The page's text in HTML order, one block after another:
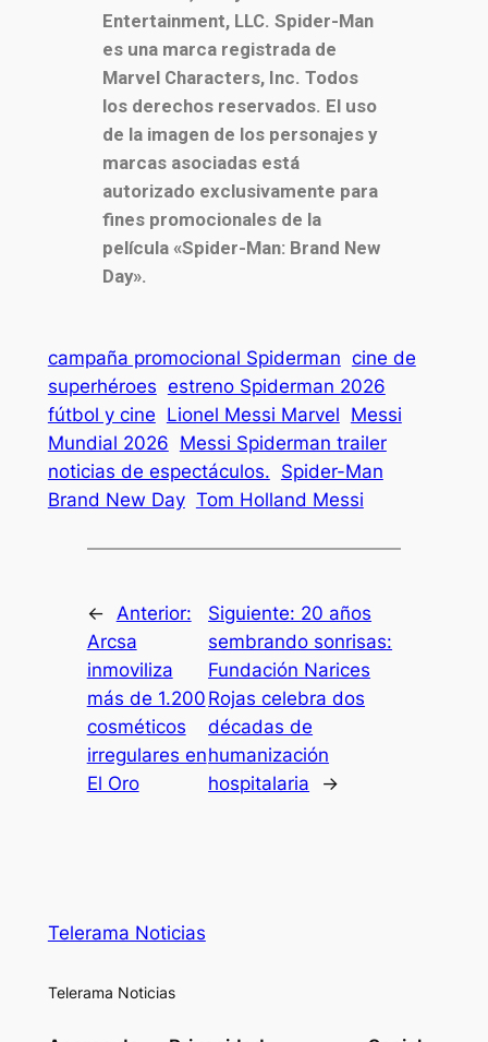
Entertainment, LLC. Spider-Man
es una marca registrada de
Marvel Characters, Inc. Todos
los derechos reservados. El uso
de la imagen de los personajes y
marcas asociadas está
autorizado exclusivamente para
fines promocionales de la
película «Spider-Man: Brand New
Day».
campaña promocional Spiderman cine de
superhéroes estreno Spiderman 2026
fútbol y cine Lionel Messi Marvel Messi
Mundial 2026 Messi Spiderman trailer
noticias de espectáculos. Spider-Man
Brand New Day Tom Holland Messi
← Anterior:
Arcsa
inmoviliza
más de 1.200
cosméticos
irregulares en
El Oro
Siguiente: 20 años
sembrando sonrisas:
Fundación Narices
Rojas celebra dos
décadas de
humanización
hospitalaria
→
Telerama Noticias
Telerama Noticias